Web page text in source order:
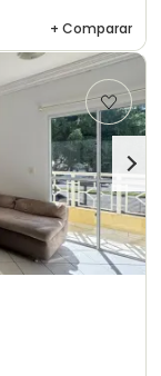
+ Comparar